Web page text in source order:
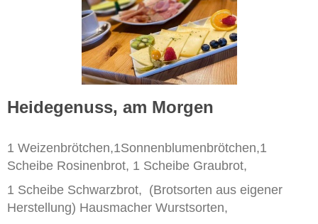
Heidegenuss, am Morgen
1 Weizenbrötchen,1Sonnenblumenbrötchen,1
Scheibe Rosinenbrot, 1 Scheibe Graubrot,
1 Scheibe Schwarzbrot, (Brotsorten aus eigener
Herstellung) Hausmacher Wurstsorten,